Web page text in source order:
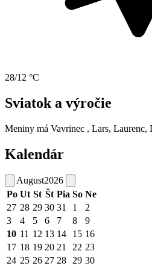
28/12 °C
Sviatok a výročie
Meniny má Vavrinec , Lars, Laurenc,
Kalendár
August2026
Po Ut St Št Pia So Ne
27 28 29 30 31 1
2
3
4 5 6 7 8
9
10 11 12 13 14 15 16
17 18 19 20 21 22 23
24 25 26 27 28 29 30